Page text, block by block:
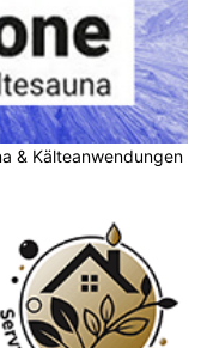
& Kälteanwendungen